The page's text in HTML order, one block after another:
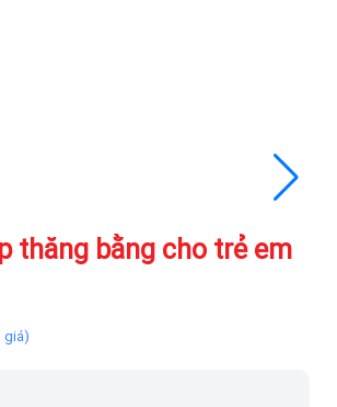
thăng bằng cho trẻ em
giá)